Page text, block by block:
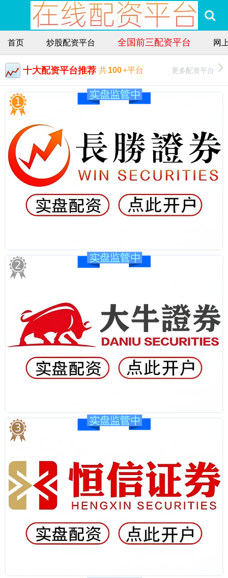
首页 炒股配资平台 全国前三配资平台 网
十大配资平台推荐 共100+平台 更多配资平台